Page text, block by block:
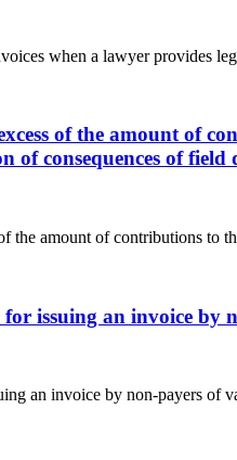
when a lawyer provides
of the amount of
of consequences of
the amount of contributions to
issuing an invoice by
an invoice by non-payers of